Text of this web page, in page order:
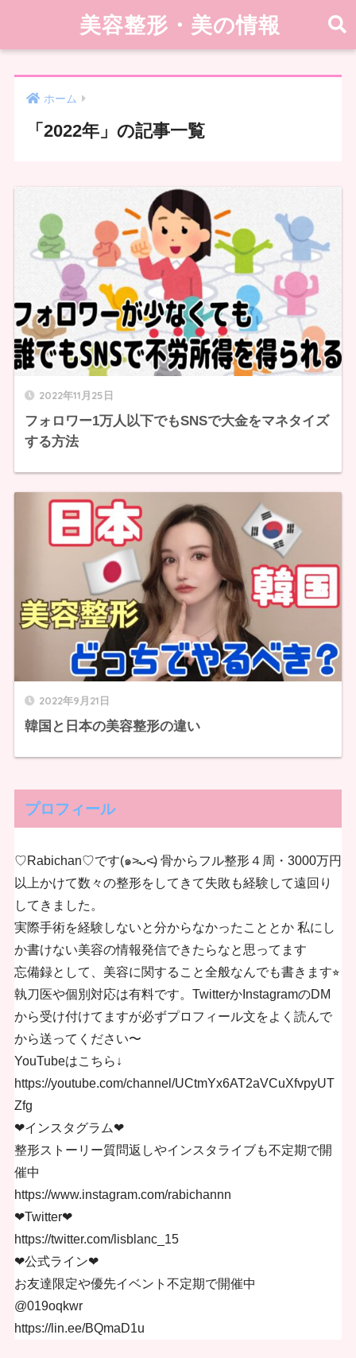
美容整形・美の情報
ホーム
「2022年」の記事一覧
2022年11月25日
フォロワー1万人以下でもSNSで大金をマネタイズ
する方法
2022年9月21日
韓国と日本の美容整形の違い
プロフィール
♡Rabichan♡です(๑˃̵ᴗ˂̵) 骨からフル整形４周・3000万円
以上かけて数々の整形をしてきて失敗も経験して遠回り
してきました。
実際手術を経験しないと分からなかったこととか 私にし
か書けない美容の情報発信できたらなと思ってます
忘備録として、美容に関すること全般なんでも書きます⭐︎
執刀医や個別対応は有料です。TwitterかInstagramのDM
から受け付けてますが必ずプロフィール文をよく読んで
から送ってください〜
YouTubeはこちら↓
https://youtube.com/channel/UCtmYx6AT2aVCuXfvpyUT
Zfg
❤︎インスタグラム❤︎
整形ストーリー質問返しやインスタライブも不定期で開
催中
https://www.instagram.com/rabichannn
❤︎Twitter❤︎
https://twitter.com/lisblanc_15
❤︎公式ライン❤︎
お友達限定や優先イベント不定期で開催中
@019oqkwr
https://lin.ee/BQmaD1u